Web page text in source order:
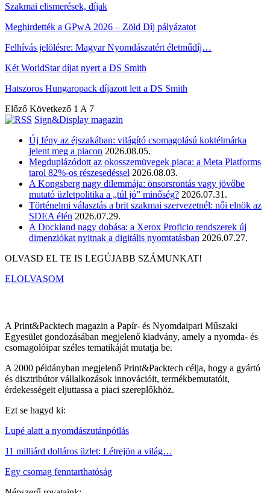
Szakmai elismerések, díjak
Meghirdették a GPwA 2026 – Zöld Díj pályázatot
Felhívás jelölésre: Magyar Nyomdászatért életműdíj…
Két WorldStar díjat nyert a DS Smith
Hatszoros Hungaropack díjazott lett a DS Smith
Előző Következő 1 A 7
Sign&Display magazin
Új fény az éjszakában: világító csomagolású koktélmárka
jelent meg a piacon 2026.08.05.
Megduplázódott az okosszemüvegek piaca: a Meta Platforms
tarol 82%-os részesedéssel 2026.08.03.
A Kongsberg nagy dilemmája: önsorsrontás vagy jövőbe
mutató üzletpolitika a „túl jó” minőség? 2026.07.31.
Történelmi választás a brit szakmai szervezetnél: női elnök az
SDEA élén 2026.07.29.
A Dockland nagy dobása: a Xerox Proficio rendszerek új
dimenziókat nyitnak a digitális nyomtatásban 2026.07.27.
OLVASD EL TE IS LEGÚJABB SZÁMUNKAT!
ELOLVASOM
A Print&Packtech magazin a Papír- és Nyomdaipari Műszaki
Egyesület gondozásában megjelenő kiadvány, amely a nyomda- és
csomagolóipar széles tematikáját mutatja be.
A 2000 példányban megjelenő Print&Packtech célja, hogy a gyártó
és disztribútor vállalkozások innovációit, termékbemutatóit,
érdekességeit eljuttassa a piaci szereplőkhöz.
Ezt se hagyd ki:
Lupé alatt a nyomdászutánpótlás
11 milliárd dolláros üzlet: Létrejön a világ…
Egy csomag fenntarthatóság